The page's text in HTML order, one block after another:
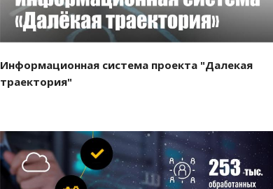
Информационная система проекта "Далекая
траектория"